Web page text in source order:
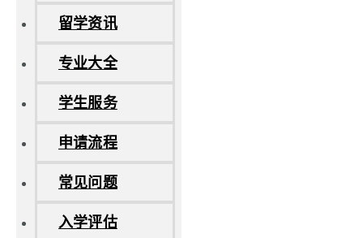
留学资讯
专业大全
学生服务
申请流程
常见问题
入学评估